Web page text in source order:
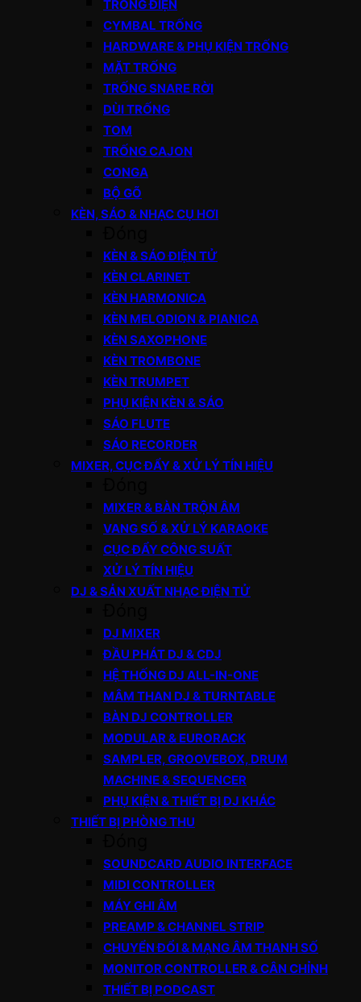
TRỐNG ĐIỆN
CYMBAL TRỐNG
HARDWARE & PHỤ KIỆN TRỐNG
MẶT TRỐNG
TRỐNG SNARE RỜI
DÙI TRỐNG
TOM
TRỐNG CAJON
CONGA
BỘ GÕ
KÈN, SÁO & NHẠC CỤ HƠI
KÈN & SÁO ĐIỆN TỬ
KÈN CLARINET
KÈN HARMONICA
KÈN MELODION & PIANICA
KÈN SAXOPHONE
KÈN TROMBONE
KÈN TRUMPET
PHỤ KIỆN KÈN & SÁO
SÁO FLUTE
SÁO RECORDER
MIXER, CỤC ĐẨY & XỬ LÝ TÍN HIỆU
MIXER & BÀN TRỘN ÂM
VANG SỐ & XỬ LÝ KARAOKE
CỤC ĐẨY CÔNG SUẤT
XỬ LÝ TÍN HIỆU
DJ & SẢN XUẤT NHẠC ĐIỆN TỬ
DJ MIXER
ĐẦU PHÁT DJ & CDJ
HỆ THỐNG DJ ALL-IN-ONE
MÂM THAN DJ & TURNTABLE
BÀN DJ CONTROLLER
MODULAR & EURORACK
SAMPLER, GROOVEBOX, DRUM
MACHINE & SEQUENCER
PHỤ KIỆN & THIẾT BỊ DJ KHÁC
THIẾT BỊ PHÒNG THU
SOUNDCARD AUDIO INTERFACE
MIDI CONTROLLER
MÁY GHI ÂM
PREAMP & CHANNEL STRIP
CHUYỂN ĐỔI & MẠNG ÂM THANH SỐ
MONITOR CONTROLLER & CÂN CHỈNH
THIẾT BỊ PODCAST